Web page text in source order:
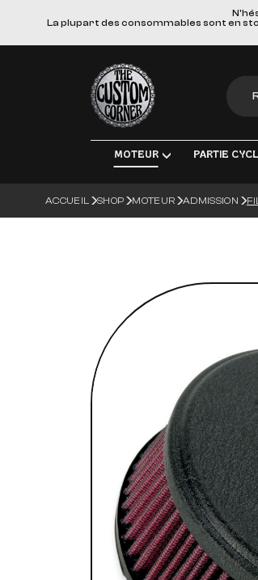
La plupart des consommables sont en
The Custom Corner
MOTEUR
MOTEUR & PIÈCES DE
PARTIE
TRANSMISSION
ROUES &
GUIDONS ET
SELLES &
REPOSE PIEDS &
CHAMBRES À AIR
ACCUEIL SHOP MOTEUR ADMISSION